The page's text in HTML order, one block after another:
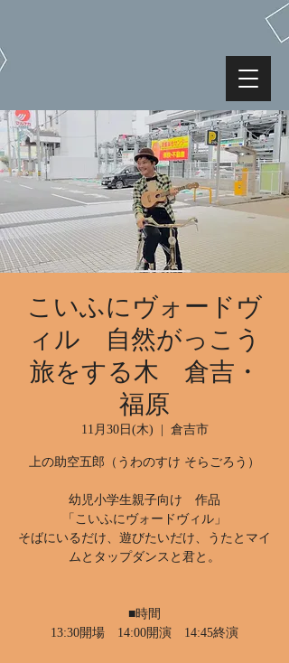
こいふにヴォードヴ
ィル 自然がっこう
旅をする木 倉吉・
福原
11月30日(木) 倉吉市
上の助空五郎（うわのすけ そらごろう）
幼児小学生親子向け 作品
「こいふにヴォードヴィル」
そばにいるだけ、遊びたいだけ、うたとマイ
ムとタップダンスと君と。
■時間
13:30開場 14:00開演 14:45終演